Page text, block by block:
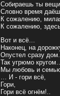
Собираешь ты
Словно время
К сожалению,
К сожалению,
Вот и всё…
Наконец, на
Опустел сразу дом.
Так угрюмо
Мы любовь и
… И - гори всё,
Гори,
Гори всё огнём!..